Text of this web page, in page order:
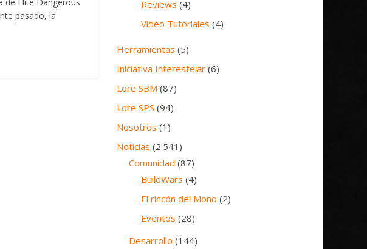
pasado, la
Reviews (4)
Video Tutoriales (4)
Herramientas (5)
Iniciativa Interestelar (6)
Lore SBM (87)
Lore SPS (94)
Nosotros (1)
Noticias (2.541)
Comunidad (87)
BuildWars (4)
El rincón del Mono (2)
Eventos (28)
Desarrollo (144)